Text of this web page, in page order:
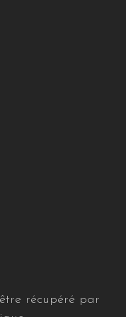
récupéré par